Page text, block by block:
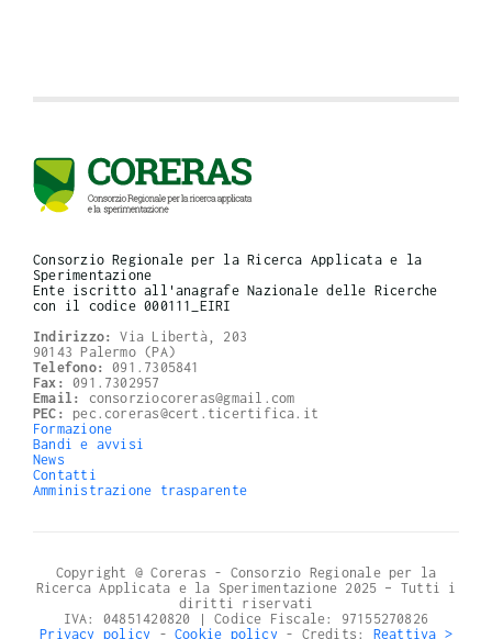
Consorzio Regionale per la Ricerca Applicata e la
Sperimentazione
Ente iscritto all'anagrafe Nazionale delle Ricerche
con il codice 000111_EIRI
Indirizzo: Via Libertà, 203
90143 Palermo (PA)
Telefono: 091.7305841
Fax: 091.7302957
Email:
consorziocoreras@gmail.com
PEC:
pec.coreras@cert.ticertifica.it
Formazione
Bandi e avvisi
News
Contatti
Amministrazione trasparente
Copyright @ Coreras - Consorzio Regionale per la
Ricerca Applicata e la Sperimentazione 2025 – Tutti i
diritti riservati
IVA: 04851420820 | Codice Fiscale: 97155270826
Privacy policy - Cookie policy - Credits: Reattiva >